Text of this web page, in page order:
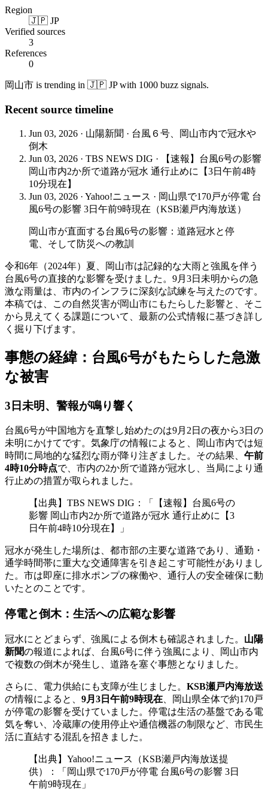
Region
🇯🇵 JP
Verified sources
3
References
0
岡山市 is trending in 🇯🇵 JP with 1000 buzz signals.
Recent source timeline
Jun 03, 2026 · 山陽新聞 · 台風６号、岡山市内で冠水や
倒木
Jun 03, 2026 · TBS NEWS DIG ·
【速報】台風6号の影響
岡山市内2か所で道路が冠水 通行止めに【3日午前4時
10分現在】
Jun 03, 2026 · Yahoo!ニュース · 岡山県で170戸が停電 台
風6号の影響 3日午前9時現在（KSB瀬戸内海放送）
岡山市が直面する台風6号の影響：道路冠水と停
電、そして防災への教訓
令和6年（2024年）夏、岡山市は記録的な大雨と強風を伴う
台風6号の直接的な影響を受けました。9月3日未明からの急
激な雨量は、市内のインフラに深刻な試練を与えたのです。
本稿では、この自然災害が岡山市にもたらした影響と、そこ
から見えてくる課題について、最新の公式情報に基づき詳し
く掘り下げます。
事態の経緯：台風6号がもたらした急激
な被害
3日未明、警報が鳴り響く
台風6号が中国地方を直撃し始めたのは9月2日の夜から3日の
未明にかけてです。気象庁の情報によると、岡山市内では短
時間に局地的な猛烈な雨が降り注ぎました。その結果、 午前
4時10分時点で、市内の2か所で道路が冠水し、当局により通
行止めの措置が取られました。
【出典】TBS NEWS DIG：「【速報】台風6号の
影響 岡山市内2か所で道路が冠水 通行止めに【3
日午前4時10分現在】」
冠水が発生した場所は、都市部の主要な道路であり、通勤・
通学時間帯に重大な交通障害を引き起こす可能性がありまし
た。市は即座に排水ポンプの稼働や、通行人の安全確保に動
いたとのことです。
停電と倒木：生活への広範な影響
冠水にとどまらず、強風による倒木も確認されました。 山陽
新聞の報道によれば、台風6号に伴う強風により、岡山市内
で複数の倒木が発生し、道路を塞ぐ事態となりました。
さらに、電力供給にも支障が生じました。 KSB瀬戸内海放送
の情報によると、 9月3日午前9時現在 、岡山県全体で約170戸
が停電の影響を受けていました。停電は生活の基盤である電
気を奪い、冷蔵庫の使用停止や通信機器の制限など、市民生
活に直結する混乱を招きました。
【出典】Yahoo!ニュース（KSB瀬戸内海放送提
供）：「岡山県で170戸が停電 台風6号の影響 3日
午前9時現在」